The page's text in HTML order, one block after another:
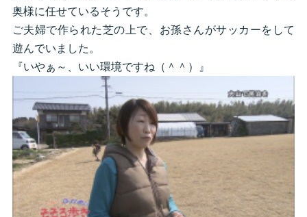
奥様に任せているそうです。
ご夫婦で作られた芝の上で、お孫さんがサッカーをして
遊んでいました。
『いやぁ～、いい環境ですね（＾＾）』